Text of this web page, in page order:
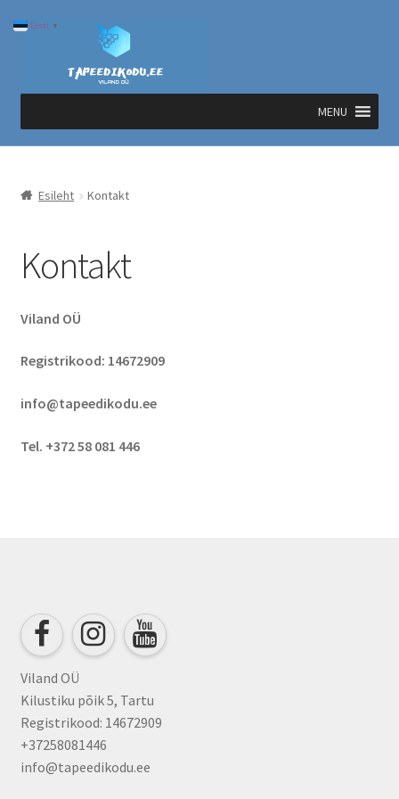
Liigu
navigeerimisele
Liigu
MENU
Esileht Kontakt
Kontakt
Viland OÜ
Registrikood: 14672909
info@tapeedikodu.ee
Tel. +372 58 081 446
Viland OÜ
Kilustiku põik 5, Tartu
Registrikood: 14672909
+37258081446
info@tapeedikodu.ee
Eesti ▼